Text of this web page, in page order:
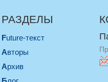
РАЗДЕЛЫ
Future-текст
Авторы
Архив